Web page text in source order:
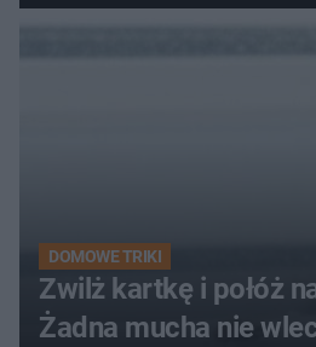
DOMOWE TRIKI
Zwilż kartkę i połóż
Żadna mucha nie